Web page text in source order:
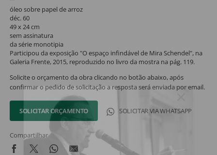
óleo sobre papel de arroz
déc. 60
49 x 24 cm
sem assinatura
da série monotipia
Participou da exposição "O espaço infindável de Mira Schendel", na
Galeria Frente, 2015, reproduzido no livro da mostra na pág. 119.
Solicite o orçamento da obra clicando no botão abaixo, após
confirmar o pedido de solicitação a resposta será enviada por email.
SOLICITAR ORÇAMENTO SOLICITAR VIA WHATSAPP
Compartilhar